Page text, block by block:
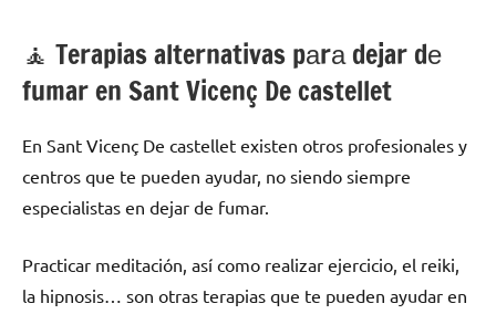
🧘 ‍Terapias alternativas pаrа dejar dе
fumar en Sant Vicenç De castellet
En Sant Vicenç De castellet existen otros profesionales у
centros quе te pueden ayudar, no siendo siempre
especialistas en dejar dе fumar.
Practicar meditación, así cοmο realizar ejercicio, el reiki,
la hipnosis… son otras terapias quе te pueden ayudar en